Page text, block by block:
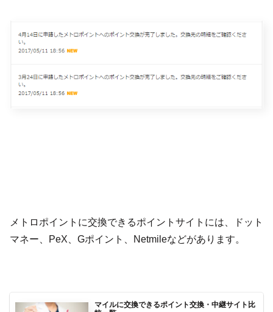
メトロポイントに交換できるポイントサイトには、ドット
マネー、PeX、Gポイント、Netmileなどがあります。
マイルに交換できるポイント交換・中継サイト比